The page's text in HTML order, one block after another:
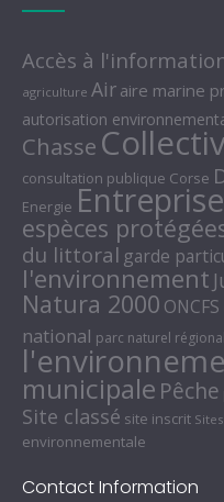
Accès à
agriculture Air aire marine
autorisation
Chasse
consultation publique Corse
Energie Entreprise
espèces
du littoral garde
l'environnement
Natura 2000 ONCFS
national parc naturel régional
municipale Pêche
Site classé site inscrit
environnementale
Contact Information